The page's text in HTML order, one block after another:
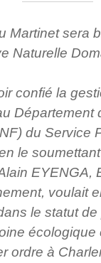
Martinet sera
Naturelle
confié la
Département
du Service
le
EYENGA,
voulait
le statut
écologique
ordre à